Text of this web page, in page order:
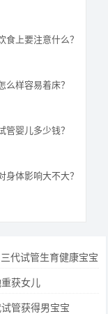
食上要注意什么？
么样容易着床？
管婴儿多少钱？
身体影响大不大？
代试管生育健康宝宝
获女儿
管获得男宝宝